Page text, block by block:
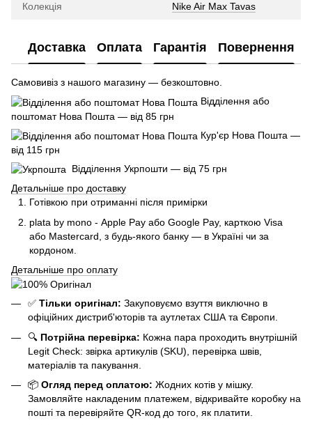
Колекція Nike Air Max Tavas
Доставка Оплата Гарантія Повернення
Самовивіз з нашого магазину — безкоштовно.
Відділення або
поштомат Нова Пошта — від 85 грн
Кур'єр Нова Пошта —
від 115 грн
Відділення Укрпошти — від 75 грн
Детальніше про доставку
Готівкою при отриманні після примірки
plata by mono - Apple Pay або Google Pay, карткою Visa
або Mastercard, з будь-якого банку — в Україні чи за
кордоном.
Детальніше про оплату
✅ Тільки оригінал: Закуповуємо взуття виключно в
офіційних дистриб'юторів та аутлетах США та Європи.
🔍 Потрійна перевірка: Кожна пара проходить внутрішній
Legit Check: звірка артикулів (SKU), перевірка швів,
матеріалів та пакування.
📦 Огляд перед оплатою: Жодних котів у мішку.
Замовляйте накладеним платежем, відкривайте коробку на
пошті та перевіряйте QR-код до того, як платити.